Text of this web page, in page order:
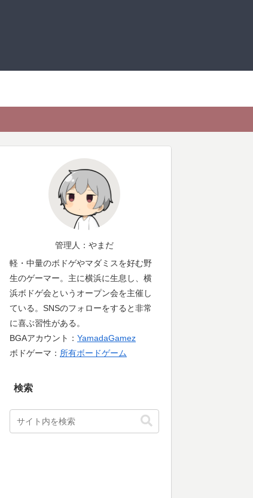
管理人：やまだ
軽・中量のボドゲやマダミスを好む野
生のゲーマー。主に横浜に生息し、横
浜ボドゲ会というオープン会を主催し
ている。SNSのフォローをすると非常
に喜ぶ習性がある。
BGAアカウント： YamadaGamez
ボドゲーマ： 所有ボードゲーム
検索